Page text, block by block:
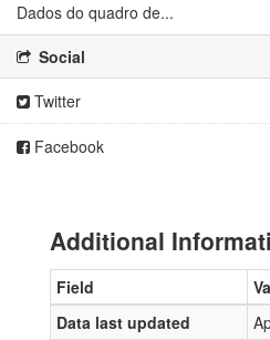
Dados do quadro de...
Social
Twitter
Facebook
Additional
Field
Data last updated